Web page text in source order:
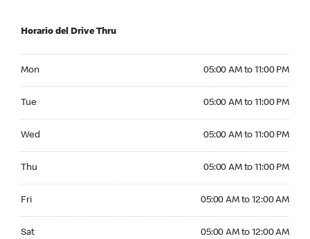
Horario del Drive Thru
Mon 05:00 AM to 11:00 PM
Tue 05:00 AM to 11:00 PM
Wed 05:00 AM to 11:00 PM
Thu 05:00 AM to 11:00 PM
Fri 05:00 AM to 12:00 AM
Sat 05:00 AM to 12:00 AM